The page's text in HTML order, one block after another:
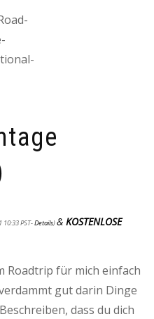
PST-Details)& KOSTENLOSE
Roadtrip für mich einfach
gut darin Dinge
dass du dich